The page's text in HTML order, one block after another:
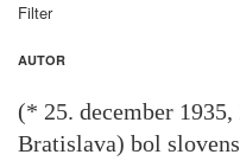
Filter
AUTOR
(* 25. december
Bratislava) bol